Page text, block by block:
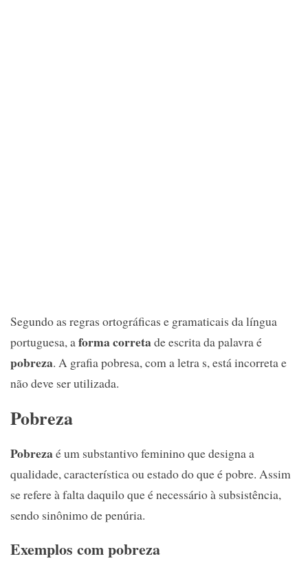
Segundo as regras ortográficas e gramaticais da língua
portuguesa, aforma corretade escrita da palavra é
pobreza. A grafia pobresa, com a letra s, está incorreta e
não deve ser utilizada.
Pobreza
Pobrezaé um substantivo feminino que designa a
qualidade, característica ou estado do que é pobre. Assim
se refere à falta daquilo que é necessário à subsistência,
sendo sinônimo de penúria.
Exemplos com pobreza